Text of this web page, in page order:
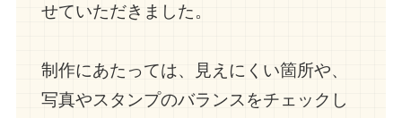
せていただきました。
制作にあたっては、見えにくい箇所や、
写真やスタンプのバランスをチェックし